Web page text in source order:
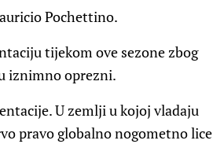
Pochettino.
tijekom ove sezone zbog
iznimno oprezni.
U zemlji u kojoj vladaju
pravo globalno nogometno lice